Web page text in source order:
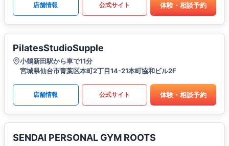
店舗情報 公式サイト 体験・相談予約
PilatesStudioSupple
小鶴新田駅から車で11分
宮城県仙台市青葉区本町2丁目14-21本町協和ビル2F
店舗情報 公式サイト 体験・相談予約
SENDAI PERSONAL GYM ROOTS